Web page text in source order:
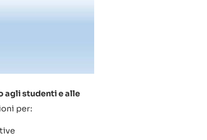
agli studenti e alle
per: